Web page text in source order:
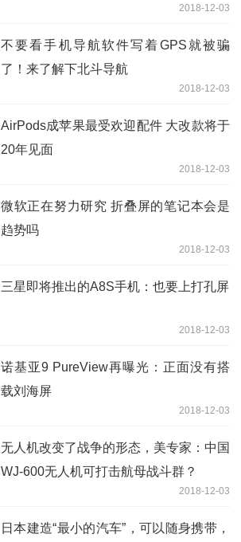
2018-12-03
不要看手机导航软件写着GPS就被骗
了！来了解下北斗导航
2018-12-03
AirPods成苹果最受欢迎配件 大改款将于
20年见面
2018-12-03
微软正在努力研究 折叠屏的笔记本会是
趋势吗
2018-12-03
三星即将推出的A8S手机：也要上打孔屏
2018-12-03
诺基亚9 PureView再曝光：正面没有搭
载刘海屏
2018-12-03
无人机改变了战争的形态，美专家：中国
WJ-600无人机可打击航母战斗群？
2018-12-03
日本建造“最小的汽车”，可以随身携带，